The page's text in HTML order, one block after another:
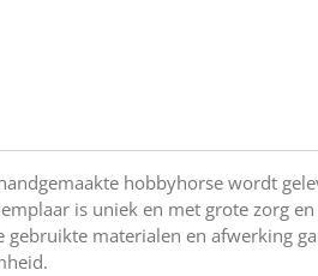
hobbyhorse wordt
is uniek en met grote zorg
gebruikte materialen en afwerking